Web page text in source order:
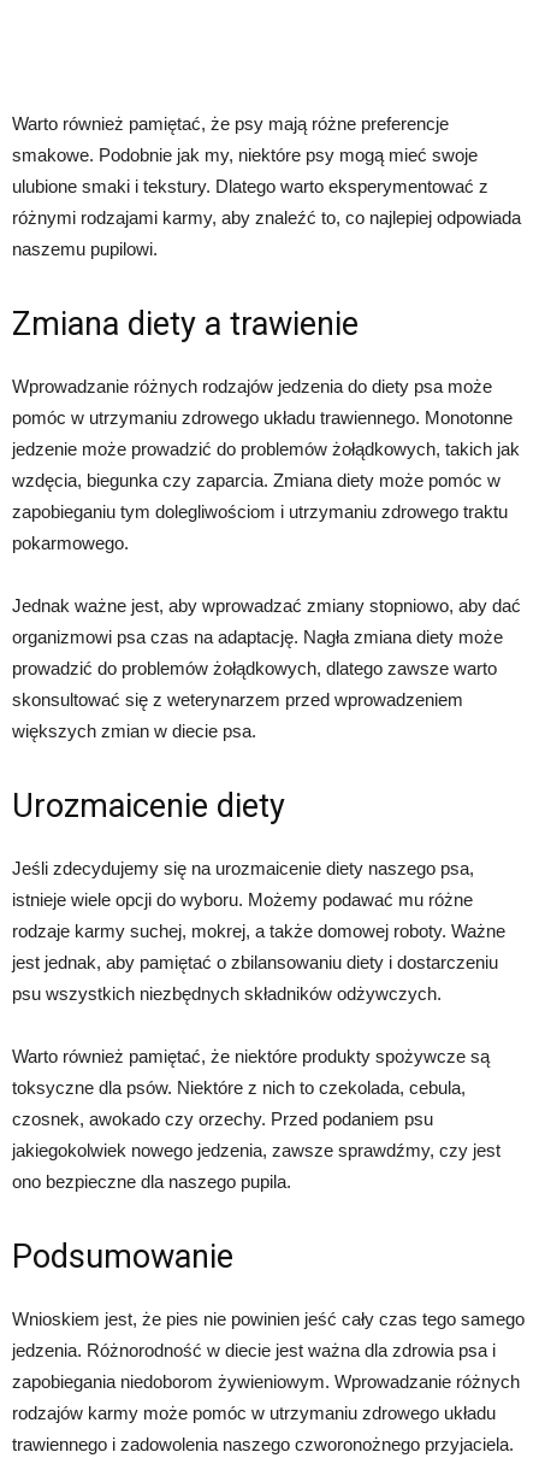
Warto również pamiętać, że psy mają różne preferencje
smakowe. Podobnie jak my, niektóre psy mogą mieć swoje
ulubione smaki i tekstury. Dlatego warto eksperymentować z
różnymi rodzajami karmy, aby znaleźć to, co najlepiej odpowiada
naszemu pupilowi.
Zmiana diety a trawienie
Wprowadzanie różnych rodzajów jedzenia do diety psa może
pomóc w utrzymaniu zdrowego układu trawiennego. Monotonne
jedzenie może prowadzić do problemów żołądkowych, takich jak
wzdęcia, biegunka czy zaparcia. Zmiana diety może pomóc w
zapobieganiu tym dolegliwościom i utrzymaniu zdrowego traktu
pokarmowego.
Jednak ważne jest, aby wprowadzać zmiany stopniowo, aby dać
organizmowi psa czas na adaptację. Nagła zmiana diety może
prowadzić do problemów żołądkowych, dlatego zawsze warto
skonsultować się z weterynarzem przed wprowadzeniem
większych zmian w diecie psa.
Urozmaicenie diety
Jeśli zdecydujemy się na urozmaicenie diety naszego psa,
istnieje wiele opcji do wyboru. Możemy podawać mu różne
rodzaje karmy suchej, mokrej, a także domowej roboty. Ważne
jest jednak, aby pamiętać o zbilansowaniu diety i dostarczeniu
psu wszystkich niezbędnych składników odżywczych.
Warto również pamiętać, że niektóre produkty spożywcze są
toksyczne dla psów. Niektóre z nich to czekolada, cebula,
czosnek, awokado czy orzechy. Przed podaniem psu
jakiegokolwiek nowego jedzenia, zawsze sprawdźmy, czy jest
ono bezpieczne dla naszego pupila.
Podsumowanie
Wnioskiem jest, że pies nie powinien jeść cały czas tego samego
jedzenia. Różnorodność w diecie jest ważna dla zdrowia psa i
zapobiegania niedoborom żywieniowym. Wprowadzanie różnych
rodzajów karmy może pomóc w utrzymaniu zdrowego układu
trawiennego i zadowolenia naszego czworonożnego przyjaciela.